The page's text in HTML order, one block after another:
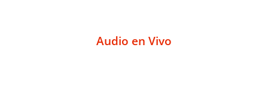
Audio en Vivo